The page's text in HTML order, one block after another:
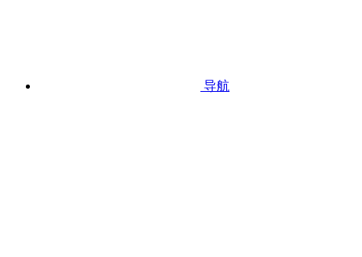
导航